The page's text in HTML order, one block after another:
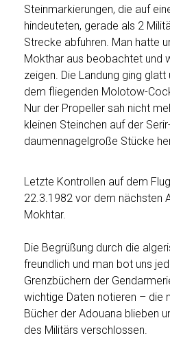
Steinmarkierungen, die auf
hindeuteten, gerade als 2
Strecke abfuhren. Man hatte
Mokthar aus beobachtet und
zeigen. Die Landung ging
dem fliegenden Molotow-
Nur der Propeller sah nicht
kleinen Steinchen auf der
daumennagelgroße Stücke
Letzte Kontrollen auf dem
22.3.1982 vor dem nächsten
Mokhtar.
Die Begrüßung durch die
freundlich und man bot uns
Grenzbüchern der
wichtige Daten notieren – die
Bücher der Adouana blieben
des Militärs verschlossen.